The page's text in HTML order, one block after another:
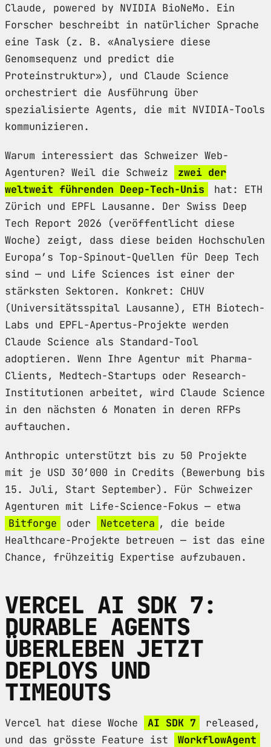
Claude, powered by NVIDIA BioNeMo. Ein
Forscher beschreibt in natürlicher Sprache
eine Task (z. B. «Analysiere diese
Genomsequenz und predict die
Proteinstruktur»), und Claude Science
orchestriert die Ausführung über
spezialisierte Agents, die mit NVIDIA-Tools
kommunizieren.
Warum interessiert das Schweizer Web-
Agenturen? Weil die Schweiz
zwei der
weltweit führenden Deep-Tech-Unis
hat: ETH
Zürich und EPFL Lausanne. Der Swiss Deep
Tech Report 2026 (veröffentlicht diese
Woche) zeigt, dass diese beiden Hochschulen
Europa’s Top-Spinout-Quellen für Deep Tech
sind — und Life Sciences ist einer der
stärksten Sektoren. Konkret: CHUV
(Universitätsspital Lausanne), ETH Biotech-
Labs und EPFL-Apertus-Projekte werden
Claude Science als Standard-Tool
adoptieren. Wenn Ihre Agentur mit Pharma-
Clients, Medtech-Startups oder Research-
Institutionen arbeitet, wird Claude Science
in den nächsten 6 Monaten in deren RFPs
auftauchen.
Anthropic unterstützt bis zu 50 Projekte
mit je USD 30’000 in Credits (Bewerbung bis
15. Juli, Start September). Für Schweizer
Agenturen mit Life-Science-Fokus — etwa
Bitforge
oder Netcetera , die beide
Healthcare-Projekte betreuen — ist das eine
Chance, frühzeitig Expertise aufzubauen.
VERCEL AI SDK 7:
DURABLE AGENTS
ÜBERLEBEN JETZT
DEPLOYS UND
TIMEOUTS
Vercel hat diese Woche AI SDK 7
released,
und das grösste Feature ist
WorkflowAgent